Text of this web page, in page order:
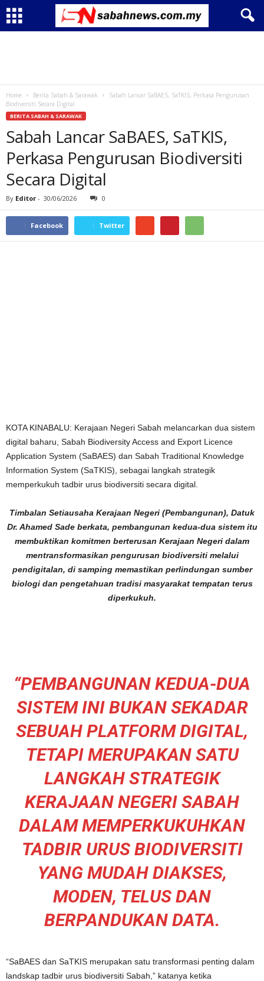
Home Berita Sabah & Sarawak
Sabah Lancar SaBAES, SaTKIS, Perkasa Pengurusan
Biodiversiti Secara Digital
BERITA SABAH & SARAWAK
Sabah Lancar SaBAES, SaTKIS,
Perkasa Pengurusan Biodiversiti
Secara Digital
By Editor - 30/06/2026 0
Facebook Twitter
KOTA KINABALU: Kerajaan Negeri Sabah melancarkan dua sistem
digital baharu, Sabah Biodiversity Access and Export Licence
Application System (SaBAES) dan Sabah Traditional Knowledge
Information System (SaTKIS), sebagai langkah strategik
memperkukuh tadbir urus biodiversiti secara digital.
Timbalan Setiausaha Kerajaan Negeri (Pembangunan), Datuk
Dr. Ahamed Sade berkata, pembangunan kedua-dua sistem itu
membuktikan komitmen berterusan Kerajaan Negeri dalam
mentransformasikan pengurusan biodiversiti melalui
pendigitalan, di samping memastikan perlindungan sumber
biologi dan pengetahuan tradisi masyarakat tempatan terus
diperkukuh.
“PEMBANGUNAN KEDUA-DUA
SISTEM INI BUKAN SEKADAR
SEBUAH PLATFORM DIGITAL,
TETAPI MERUPAKAN SATU
LANGKAH STRATEGIK
KERAJAAN NEGERI SABAH
DALAM MEMPERKUKUHKAN
TADBIR URUS BIODIVERSITI
YANG MUDAH DIAKSES,
MODEN, TELUS DAN
BERPANDUKAN DATA.
“SaBAES dan SaTKIS merupakan satu transformasi penting dalam
landskap tadbir urus biodiversiti Sabah,” katanya ketika